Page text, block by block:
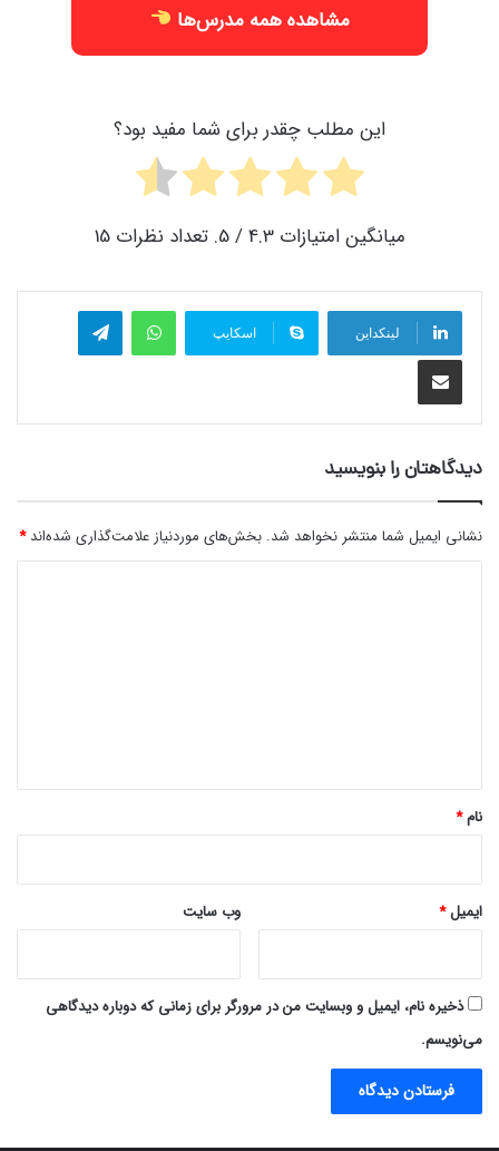
مشاهده همه مدرس‌ها
این مطلب چقدر برای شما مفید بود؟
میانگین امتیازات 4.3/ 5. تعداد نظرات 15
لینکداین اسکایپ
واتس آپ تلگرام
اشتراک گذاری با ایمیل
دیدگاهتان را بنویسید
نشانی ایمیل شما منتشر نخواهد شد. بخش‌های موردنیاز علامت‌گذاری شده‌اند*
نام*
ایمیل* وب‌ سایت
ذخیره نام، ایمیل و وبسایت من در مرورگر برای زمانی که دوباره دیدگاهی
می‌نویسم.